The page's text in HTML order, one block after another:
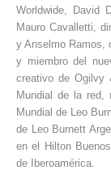
Worldwide, David
Mauro Cavalletti,
y Anselmo Ramos,
y miembro del
creativo de Ogilvy
Mundial de la red,
Mundial de Leo
de Leo Burnett
en el Hilton
de Iberoamérica.